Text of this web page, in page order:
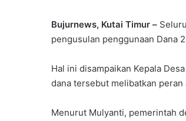
Bujurnews, Kutai Timur –
pengusulan penggunaan Dana
Hal ini disampaikan Kepala
dana tersebut melibatkan
Menurut Mulyanti, pemerintah